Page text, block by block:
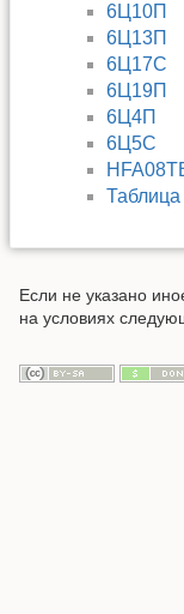
6Ц10П
6Ц13П
6Ц17С
6Ц19П
6Ц4П
6Ц5С
Таблица
Если не указано
на условиях